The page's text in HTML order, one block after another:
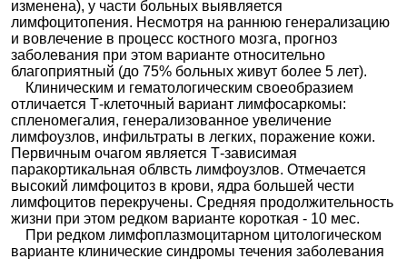
изменена), у части больных выявляется
лимфоцитопения. Несмотря на раннюю генерализацию
и вовлечение в процесс костного мозга, прогноз
заболевания при этом варианте относительно
благоприятный (до 75% больных живут более 5 лет).
Клиническим и гематологическим своеобразием
отличается Т-клеточный вариант лимфосаркомы:
спленомегалия, генерализованное увеличение
лимфоузлов, инфильтраты в легких, поражение кожи.
Первичным очагом является Т-зависимая
паракортикальная облвсть лимфоузлов. Отмечается
высокий лимфоцитоз в крови, ядра большей чести
лимфоцитов перекручены. Средняя продолжительность
жизни при этом редком варианте короткая - 10 мес.
При редком лимфоплазмоцитарном цитологическом
варианте клинические синдромы течения заболевания